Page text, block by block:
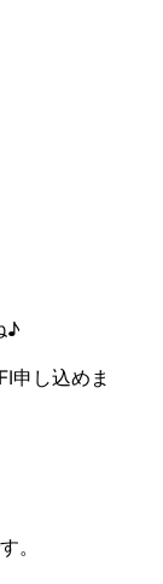
♪
申し込めま
。